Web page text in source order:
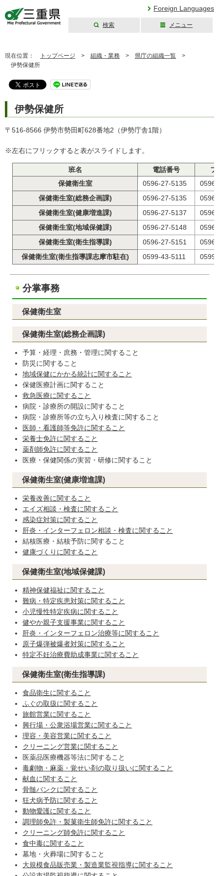
Foreign Languages
検索 メニュー
現在位置： トップページ > 組織・業務 > 県庁の組織一覧 >
伊勢保健所
伊勢保健所
〒516-8566 伊勢市勢田町628番地2（伊勢庁舎1階）
※左右にフリックすると表がスライドします。
班名 電話番号
フ
保健衛生室
0596-27-5135
保健衛生室(総務企画課)
0596-27-5135
保健衛生室(健康増進課)
0596-27-5137
保健衛生室(地域保健課)
0596-27-5148
保健衛生室(衛生指導課)
0596-27-5151
保健衛生室(衛生指導課志摩市駐在)
0599-43-5111
分掌事務
保健衛生室
保健衛生室(総務企画課)
予算・経理・庶務・管理に関すること
防災に関すること
地域保健にかかる統計に関すること
保健医療計画に関すること
救急医療に関すること
病院・診療所の開設に関すること
病院・診療所等の立ち入り検査に関すること
医師・看護師等免許に関すること
栄養士免許に関すること
薬剤師免許に関すること
医療・保健関係の実習・研修に関すること
保健衛生室(健康増進課)
栄養改善に関すること
エイズ相談・検査に関すること
感染症対策に関すること
肝炎・インターフェロン相談・検査に関すること
結核医療・結核予防に関すること
健康づくりに関すること
保健衛生室(地域保健課)
精神保健福祉に関すること
難病・特定疾患対策に関すること
小児慢性特定疾病に関すること
健やか親子支援事業に関すること
肝炎・インターフェロン治療等に関すること
原子爆弾被爆者対策に関すること
特定不妊治療費助成事業に関すること
保健衛生室(衛生指導課)
食品衛生に関すること
ふぐの取扱に関すること
旅館営業に関すること
興行場・公衆浴場営業に関すること
理容・美容営業に関すること
クリーニング営業に関すること
医薬品医療機器等法に関すること
毒劇物・麻薬・覚せい剤の取り扱いに関すること
献血に関すること
骨髄バンクに関すること
狂犬病予防に関すること
動物愛護に関すること
調理師免許・製菓衛生師免許に関すること
クリーニング師免許に関すること
食中毒に関すること
墓地・火葬場に関すること
大規模食品販売業・製造業監視指導に関すること